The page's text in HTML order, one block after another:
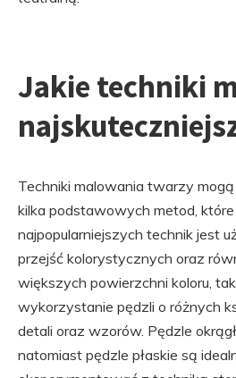
Jakie techniki
Techniki malowania twarzy
kilka podstawowych metod,
najpopularniejszych technik jest
przejść kolorystycznych oraz
większych powierzchni koloru,
wykorzystanie pędzli o różnych
detali oraz wzorów. Pędzle
natomiast pędzle płaskie są